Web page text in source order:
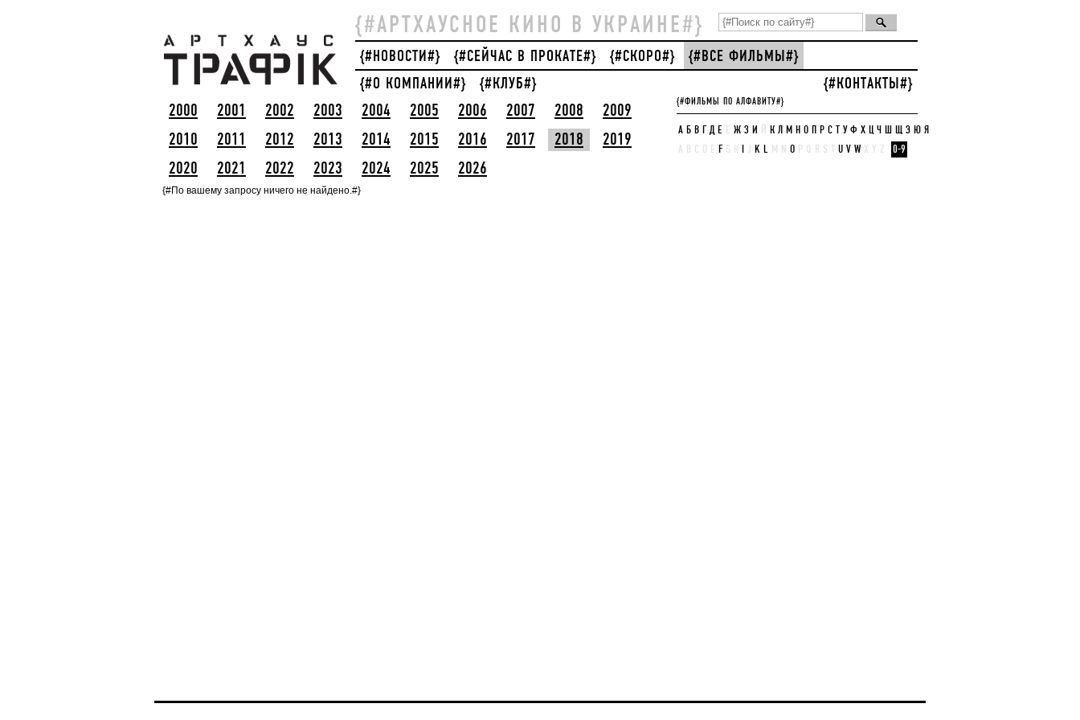
{#АРТХАУСНОЕ КИНО В УКРАИНЕ#}
{#НОВОСТИ#} {#СЕЙЧАС В ПРОКАТЕ#} {#СКОРО#}
{#ВСЕ ФИЛЬМЫ#}
{#О КОМПАНИИ#}
{#КЛУБ#} {#КОНТАКТЫ#}
2000 2001 2002 2003 2004 2005 2006 2007 2008
2009
2010
2011 2012 2013 2014 2015 2016 2017 2018
2019
2020
2021 2022 2023 2024 2025 2026
{#ФИЛЬМЫ ПО АЛФАВИТУ#}
А Б В Г Д Е Ё Ж З И Й К Л М Н О П Р С Т У Ф Х Ц Ч Ш Щ Э Ю Я
A B C D E F G H J K L M N O P Q R S T U V W X Y Z 0-9
{#По вашему запросу ничего не найдено.#}